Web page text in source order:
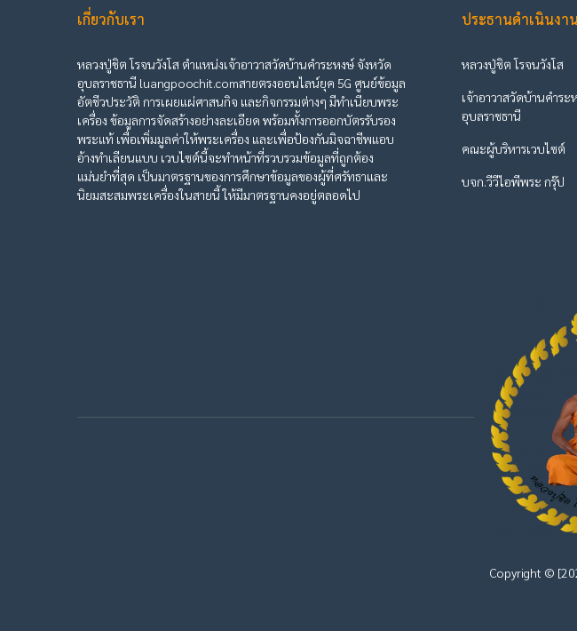
เกี่ยวกับเรา
หลวงปู่ชิต โรจนวังโส ตำแหน่งเจ้าอาวาสวัดบ้านคำระหงษ์ จังหวัด
อุบลราชธานี luangpoochit.comสายตรงออนไลน์ยุค 5G ศูนย์ข้อมูล
อัตชีวประวัติ การเผยแผ่ศาสนกิจ และกิจกรรมต่างๆ มีทำเนียบพระ
เครื่อง ข้อมูลการจัดสร้างอย่างละเอียด พร้อมทั้งการออกบัตรรับรอง
พระแท้ เพื่อเพิ่มมูลค่าให้พระเครื่อง และเพื่อป้องกันมิจฉาชีพแอบ
อ้างทำเลียนแบบ เวบไซต์นี้จะทำหน้าที่รวบรวมข้อมูลที่ถูกต้อง
แม่นยำที่สุด เป็นมาตรฐานของการศึกษาข้อมูลของผู้ที่ศรัทธาและ
นิยมสะสมพระเครื่องในสายนี้ ให้มีมาตรฐานคงอยู่ตลอดไป
ประธานดำเนินงา
หลวงปู่ชิต โรจนวังโส
เจ้าอาวาสวัดบ้านคำระ
อุบลราชธานี
คณะผู้บริหารเวบไซต์
บจก.วีวีไอพีพระ กรุ๊ป
Copyright ©